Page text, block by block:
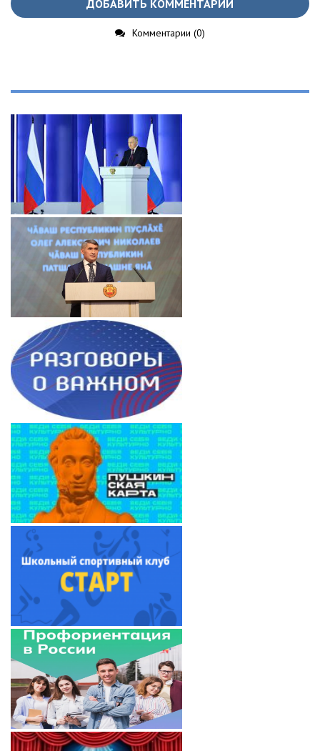
ДОБАВИТЬ КОММЕНТАРИЙ
Комментарии (0)